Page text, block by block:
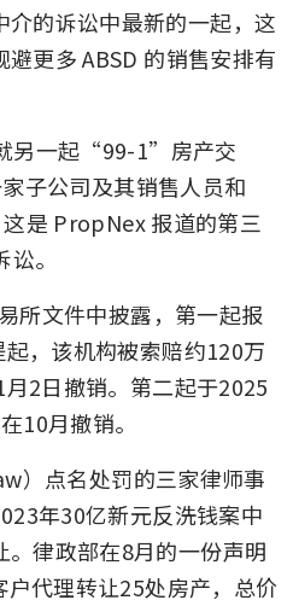
介的诉讼中最新的一起，这
更多 ABSD 的销售安排有
另一起“99-1”房产交
子公司及其销售人员和
是 PropNex 报道的第三
。
所文件中披露，第一起报
，该机构被索赔约120万
2日撤销。第二起于2025
10月撤销。
）点名处罚的三家律师事
年30亿新元反洗钱案中
律政部在8月的一份声明
户代理转让25处房产，总价